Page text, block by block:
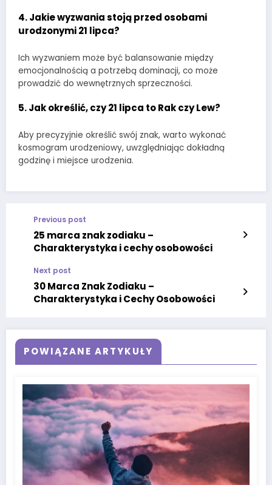
4. Jakie wyzwania stoją przed osobami
urodzonymi 21 lipca?
Ich wyzwaniem może być balansowanie między
emocjonalnością a potrzebą dominacji, co może
prowadzić do wewnętrznych sprzeczności.
5. Jak określić, czy 21 lipca to Rak czy Lew?
Aby precyzyjnie określić swój znak, warto wykonać
kosmogram urodzeniowy, uwzględniając dokładną
godzinę i miejsce urodzenia.
Previous post
25 marca znak zodiaku –
Charakterystyka i cechy osobowości
Next post
30 Marca Znak Zodiaku –
Charakterystyka i Cechy Osobowości
POWIĄZANE ARTYKUŁY